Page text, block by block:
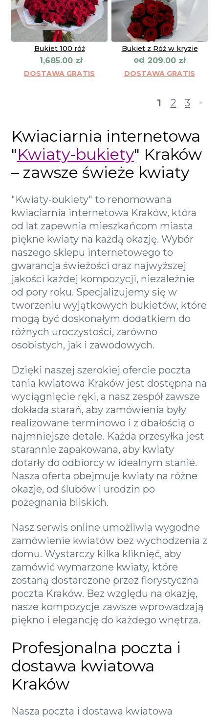
Bukiet 100 róż
1,685.00 zł
DOSTAWA GRATIS
Bukiet z Róż w kryzie
od 209.00 zł
DOSTAWA GRATIS
1 2 3 »
Kwiaciarnia internetowa
"Kwiaty-bukiety" Kraków
– zawsze świeże kwiaty
"Kwiaty-bukiety" to renomowana
kwiaciarnia internetowa Kraków, która
od lat zapewnia mieszkańcom miasta
piękne kwiaty na każdą okazję. Wybór
naszego sklepu internetowego to
gwarancja świeżości oraz najwyższej
jakości każdej kompozycji, niezależnie
od pory roku. Specjalizujemy się w
tworzeniu wyjątkowych bukietów, które
mogą być doskonałym dodatkiem do
różnych uroczystości, zarówno
osobistych, jak i zawodowych.
Dzięki naszej szerokiej ofercie poczta
tania kwiatowa Kraków jest dostępna na
wyciągnięcie ręki, a nasz zespół zawsze
dokłada starań, aby zamówienia były
realizowane terminowo i z dbałością o
najmniejsze detale. Każda przesyłka jest
starannie zapakowana, aby kwiaty
dotarły do odbiorcy w idealnym stanie.
Nasza oferta obejmuje kwiaty na różne
okazje, od ślubów i urodzin po
pożegnania bliskich.
Nasz serwis online umożliwia wygodne
zamówienie kwiatów bez wychodzenia z
domu. Wystarczy kilka kliknięć, aby
zamówić wymarzone kwiaty, które
zostaną dostarczone przez florystyczna
poczta Kraków. Bez względu na okazję,
nasze kompozycje zawsze wprowadzają
piękno i elegancję do każdego wnętrza.
Profesjonalna poczta i
dostawa kwiatowa
Kraków
Nasza poczta i dostawa kwiatowa